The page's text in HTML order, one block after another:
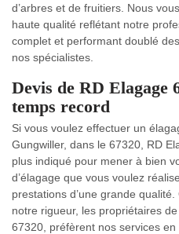
d’arbres et de fruitiers. Nous
haute qualité reflétant notre
complet et performant doublé
nos spécialistes.
Devis de RD Elagage
temps record
Si vous voulez effectuer un
Gungwiller, dans le 67320, RD
plus indiqué pour mener à bien
d’élagage que vous voulez
prestations d’une grande
notre rigueur, les propriétaires
67320, préfèrent nos services en